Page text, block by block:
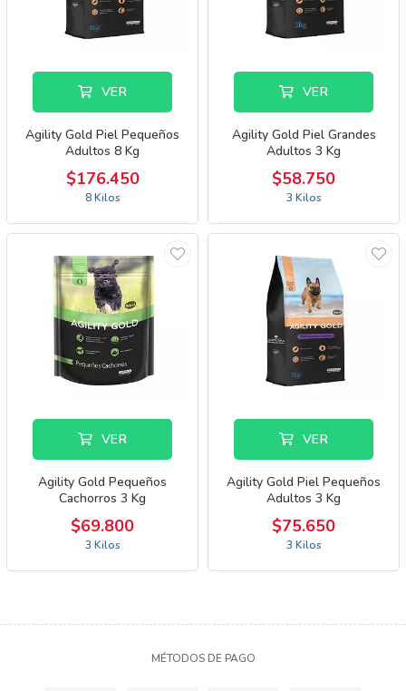
VER
Agility Gold Piel Pequeños
Adultos 8 Kg
$176.450
8 Kilos
VER
Agility Gold Piel Grandes
Adultos 3 Kg
$58.750
3 Kilos
VER
Agility Gold Pequeños
Cachorros 3 Kg
$69.800
3 Kilos
VER
Agility Gold Piel Pequeños
Adultos 3 Kg
$75.650
3 Kilos
MÉTODOS DE PAGO